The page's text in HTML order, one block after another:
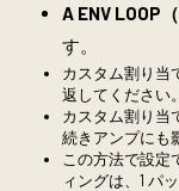
A ENV LOOP
す。
カスタム割り当
返してください。
カスタム割り当
続きアンプにも
この方法で設定
ィングは、1 パ